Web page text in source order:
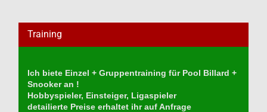
Training
Ich biete Einzel + Gruppentraining für Pool Billard +
Snooker an !
Hobbyspieler, Einsteiger, Ligaspieler
detailierte Preise erhaltet ihr auf Anfrage